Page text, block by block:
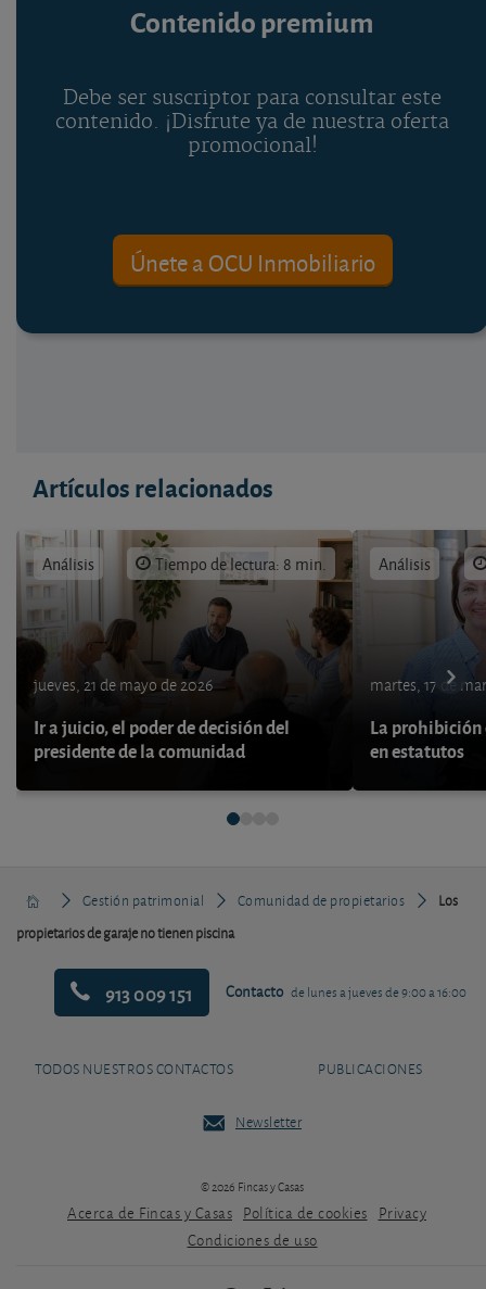
Contenido premium
Debe ser suscriptor para consultar este
contenido. ¡Disfrute ya de nuestra oferta
promocional!
Únete a OCU Inmobiliario
Artículos relacionados
Análisis Tiempo de lectura: 8 min.
jueves, 21 de mayo de 2026
Ir a juicio, el poder de decisión del
presidente de la comunidad
Análisis
martes, 17 de
La
en estatutos
Gestión patrimonial Comunidad de propietarios
Los
propietarios de garaje no tienen piscina
913 009 151 Contacto de lunes a jueves de 9:00 a 16:00
TODOS NUESTROS CONTACTOS PUBLICACIONES
Newsletter
© 2026 Fincas y Casas
Acerca de Fincas y Casas Política de cookies
Privacy
Condiciones de uso